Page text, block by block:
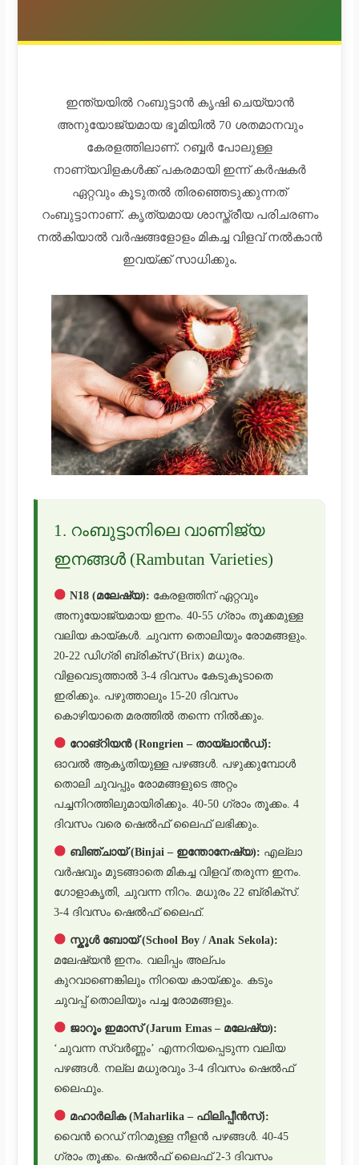
ഇന്ത്യയിൽ റംബുട്ടാൻ കൃഷി ചെയ്യാൻ
അനുയോജ്യമായ ഭൂമിയിൽ 70 ശതമാനവും
കേരളത്തിലാണ്. റബ്ബർ പോലുള്ള
നാണ്യവിളകൾക്ക് പകരമായി ഇന്ന് കർഷകർ
ഏറ്റവും കൂടുതൽ തിരഞ്ഞെടുക്കുന്നത്
റംബുട്ടാനാണ്. കൃത്യമായ ശാസ്ത്രീയ പരിചരണം
നൽകിയാൽ വർഷങ്ങളോളം മികച്ച വിളവ് നൽകാൻ
ഇവയ്ക്ക് സാധിക്കും.
1. റംബുട്ടാനിലെ വാണിജ്യ
ഇനങ്ങൾ (Rambutan Varieties)
N18 (മലേഷ്യ): കേരളത്തിന് ഏറ്റവും
അനുയോജ്യമായ ഇനം. 40-55 ഗ്രാം തൂക്കമുള്ള
വലിയ കായ്കൾ. ചുവന്ന തൊലിയും രോമങ്ങളും.
20-22 ഡിഗ്രി ബ്രിക്സ് (Brix) മധുരം.
വിളവെടുത്താൽ 3-4 ദിവസം കേടുകൂടാതെ
ഇരിക്കും. പഴുത്താലും 15-20 ദിവസം
കൊഴിയാതെ മരത്തിൽ തന്നെ നിൽക്കും.
റോങ്‌റിയൻ (Rongrien – തായ്‌ലാൻഡ്):
ഓവൽ ആകൃതിയുള്ള പഴങ്ങൾ. പഴുക്കുമ്പോൾ
തൊലി ചുവപ്പും രോമങ്ങളുടെ അറ്റം
പച്ചനിറത്തിലുമായിരിക്കും. 40-50 ഗ്രാം തൂക്കം. 4
ദിവസം വരെ ഷെൽഫ് ലൈഫ് ലഭിക്കും.
ബിഞ്ചായ് (Binjai – ഇന്തോനേഷ്യ): എല്ലാ
വർഷവും മുടങ്ങാതെ മികച്ച വിളവ് തരുന്ന ഇനം.
ഗോളാകൃതി, ചുവന്ന നിറം. മധുരം 22 ബ്രിക്സ്.
3-4 ദിവസം ഷെൽഫ് ലൈഫ്.
സ്കൂൾ ബോയ് (School Boy / Anak Sekola):
മലേഷ്യൻ ഇനം. വലിപ്പം അല്പം
കുറവാണെങ്കിലും നിറയെ കായ്ക്കും. കടും
ചുവപ്പ് തൊലിയും പച്ച രോമങ്ങളും.
ജാറൂം ഇമാസ് (Jarum Emas – മലേഷ്യ):
‘ചുവന്ന സ്വർണ്ണം’ എന്നറിയപ്പെടുന്ന വലിയ
പഴങ്ങൾ. നല്ല മധുരവും 3-4 ദിവസം ഷെൽഫ്
ലൈഫും.
മഹാർലിക (Maharlika – ഫിലിപ്പീൻസ്):
വൈൻ റെഡ് നിറമുള്ള നീളൻ പഴങ്ങൾ. 40-45
ഗ്രാം തൂക്കം. ഷെൽഫ് ലൈഫ് 2-3 ദിവസം